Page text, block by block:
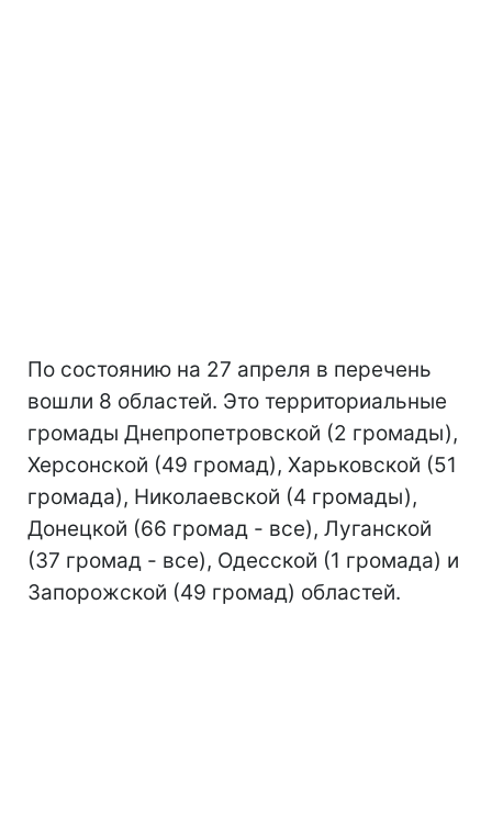
По состоянию на 27 апреля в перечень
вошли 8 областей. Это территориальные
громады Днепропетровской (2 громады),
Херсонской (49 громад), Харьковской (51
громада), Николаевской (4 громады),
Донецкой (66 громад - все), Луганской
(37 громад - все), Одесской (1 громада) и
Запорожской (49 громад) областей.